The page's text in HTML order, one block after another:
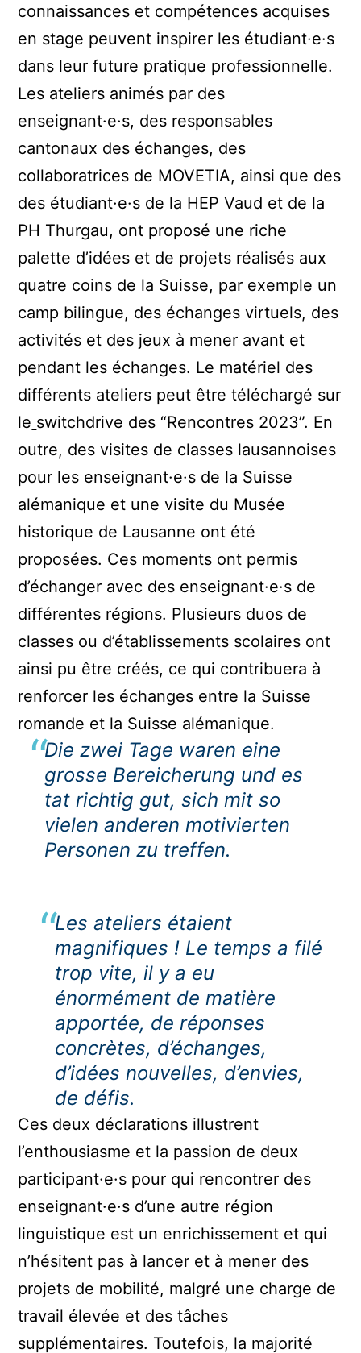
connaissances et compétences acquises
en stage peuvent inspirer les étudiant·e·s
dans leur future pratique professionnelle.
Les ateliers animés par des
enseignant·e·s, des responsables
cantonaux des échanges, des
collaboratrices de MOVETIA, ainsi que des
des étudiant·e·s de la HEP Vaud et de la
PH Thurgau, ont proposé une riche
palette d’idées et de projets réalisés aux
quatre coins de la Suisse, par exemple un
camp bilingue, des échanges virtuels, des
activités et des jeux à mener avant et
pendant les échanges. Le matériel des
différents ateliers peut être téléchargé sur
le switchdrive des “Rencontres 2023”. En
outre, des visites de classes lausannoises
pour les enseignant·e·s de la Suisse
alémanique et une visite du Musée
historique de Lausanne ont été
proposées. Ces moments ont permis
d’échanger avec des enseignant·e·s de
différentes régions. Plusieurs duos de
classes ou d’établissements scolaires ont
ainsi pu être créés, ce qui contribuera à
renforcer les échanges entre la Suisse
romande et la Suisse alémanique.
Die zwei Tage waren eine
grosse Bereicherung und es
tat richtig gut, sich mit so
vielen anderen motivierten
Personen zu treffen.
Les ateliers étaient
magnifiques ! Le temps a filé
trop vite, il y a eu
énormément de matière
apportée, de réponses
concrètes, d’échanges,
d’idées nouvelles, d’envies,
de défis.
Ces deux déclarations illustrent
l’enthousiasme et la passion de deux
participant·e·s pour qui rencontrer des
enseignant·e·s d’une autre région
linguistique est un enrichissement et qui
n’hésitent pas à lancer et à mener des
projets de mobilité, malgré une charge de
travail élevée et des tâches
supplémentaires. Toutefois, la majorité